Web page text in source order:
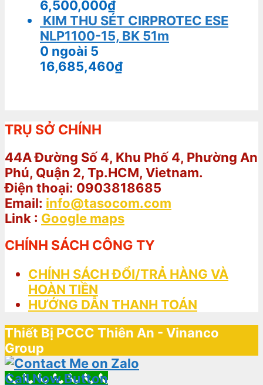
6,500,000₫
KIM THU SÉT CIRPROTEC ESE
NLP1100-15, BK 51m
0 ngoài 5
16,685,460₫
TRỤ SỞ CHÍNH
44A Đường Số 4, Khu Phố 4, Phường An
Phú, Quận 2, Tp.HCM, Vietnam.
Điện thoại: 0903818685
Email: info@tasocom.com
Link : Google maps
CHÍNH SÁCH CÔNG TY
CHÍNH SÁCH ĐỔI/TRẢ HÀNG VÀ
HOÀN TIỀN
HƯỚNG DẪN THANH TOÁN
Thiết Bị PCCC Thiên An - Vinanco
Group
Call Now Button